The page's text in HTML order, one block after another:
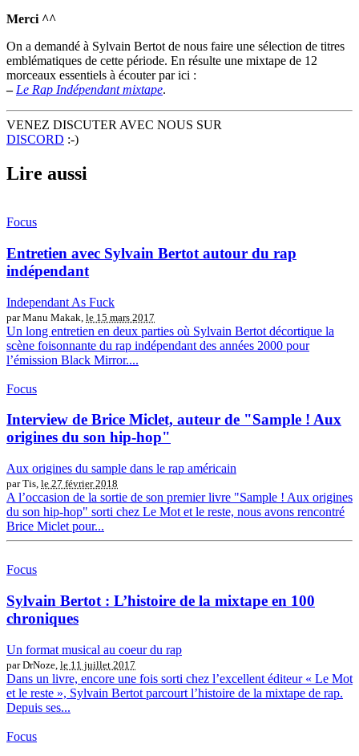
Merci ^^
On a demandé à Sylvain Bertot de nous faire une sélection de titres
emblématiques de cette période. En résulte une mixtape de 12
morceaux essentiels à écouter par ici :
– Le Rap Indépendant mixtape.
VENEZ DISCUTER AVEC NOUS SUR
DISCORD :-)
Lire aussi
Focus
Entretien avec Sylvain Bertot autour du rap
indépendant
Independant As Fuck
par Manu Makak, le 15 mars 2017
Un long entretien en deux parties où Sylvain Bertot décortique la
scène foisonnante du rap indépendant des années 2000 pour
l’émission Black Mirror....
Focus
Interview de Brice Miclet, auteur de "Sample ! Aux
origines du son hip-hop"
Aux origines du sample dans le rap américain
par Tis, le 27 février 2018
A l’occasion de la sortie de son premier livre "Sample ! Aux origines
du son hip-hop" sorti chez Le Mot et le reste, nous avons rencontré
Brice Miclet pour...
Focus
Sylvain Bertot : L’histoire de la mixtape en 100
chroniques
Un format musical au coeur du rap
par DrNoze, le 11 juillet 2017
Dans un livre, encore une fois sorti chez l’excellent éditeur « Le Mot
et le reste », Sylvain Bertot parcourt l’histoire de la mixtape de rap.
Depuis ses...
Focus